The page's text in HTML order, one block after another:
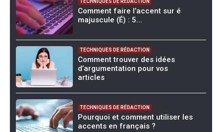
TECHNIQUES DE RÉDACTION
Comment faire l’accent sur é
majuscule (É) : 5...
TECHNIQUES DE RÉDACTION
Comment trouver des idées
d’argumentation pour vos
articles
TECHNIQUES DE RÉDACTION
Pourquoi et comment utiliser les
accents en français ?